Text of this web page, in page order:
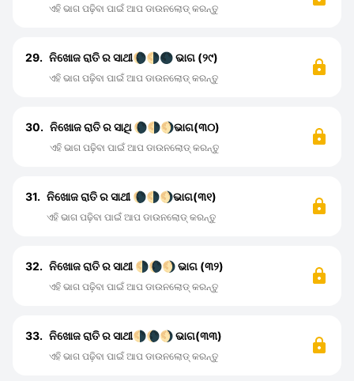
ଏହି ଭାଗ ପଢ଼ିବା ପାଇଁ ଆପ ଡାଉନଲୋଡ୍ କରନ୍ତୁ
29. ନିଖୋଜ ରାତି ର ସାଥୀ🌘🌗🌑 ଭାଗ (୨୯)
ଏହି ଭାଗ ପଢ଼ିବା ପାଇଁ ଆପ ଡାଉନଲୋଡ୍ କରନ୍ତୁ
30. ନିଖୋଜ ରାତି ର ସାଥି 🌘🌗🌖ଭାଗ(୩୦)
ଏହି ଭାଗ ପଢ଼ିବା ପାଇଁ ଆପ ଡାଉନଲୋଡ୍ କରନ୍ତୁ
31. ନିଖୋଜ ରାତି ର ସାଥୀ 🌘🌗🌖ଭାଗ(୩୧)
ଏହି ଭାଗ ପଢ଼ିବା ପାଇଁ ଆପ ଡାଉନଲୋଡ୍ କରନ୍ତୁ
32. ନିଖୋଜ ରାତି ର ସାଥୀ 🌗🌘🌖 ଭାଗ (୩୨)
ଏହି ଭାଗ ପଢ଼ିବା ପାଇଁ ଆପ ଡାଉନଲୋଡ୍ କରନ୍ତୁ
33. ନିଖୋଜ ରାତି ର ସାଥୀ🌗🌘🌖 ଭାଗ(୩୩)
ଏହି ଭାଗ ପଢ଼ିବା ପାଇଁ ଆପ ଡାଉନଲୋଡ୍ କରନ୍ତୁ